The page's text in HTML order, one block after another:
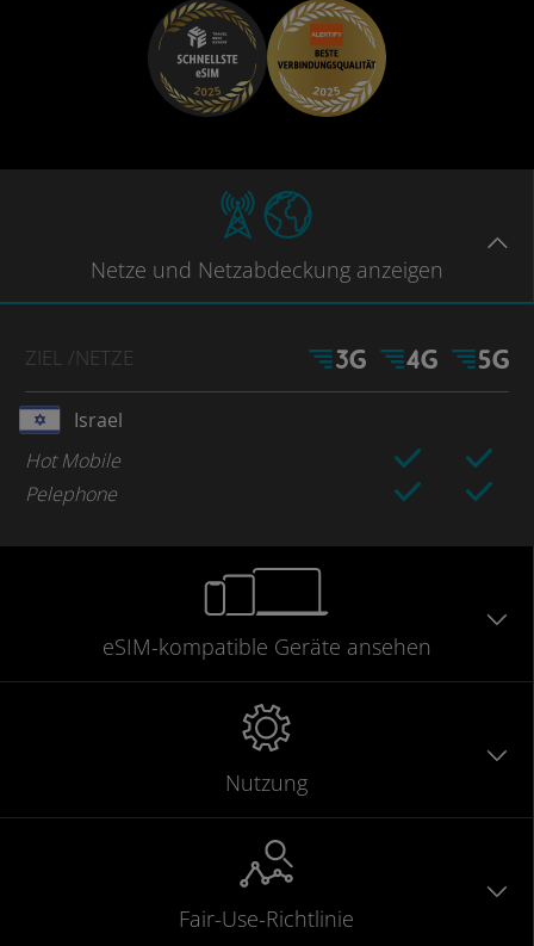
Netze und Netzabdeckung anzeigen
ZIEL /NETZE
Israel
Hot Mobile
Pelephone
eSIM-kompatible Geräte ansehen
Nutzung
Fair-Use-Richtlinie